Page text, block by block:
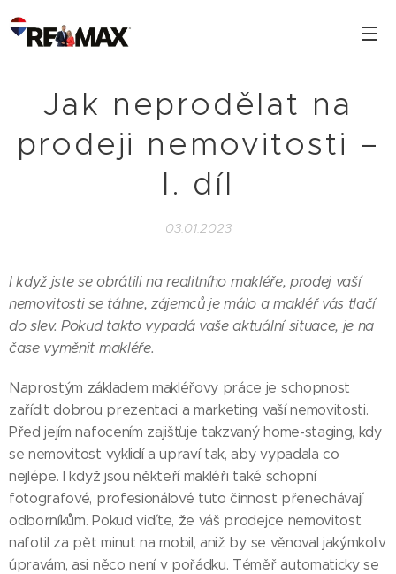
Jak neprodělat na
prodeji nemovitosti –
I. díl
03.01.2023
I když jste se obrátili na realitního makléře, prodej vaší
nemovitosti se táhne, zájemců je málo a makléř vás tlačí
do slev. Pokud takto vypadá vaše aktuální situace, je na
čase vyměnit makléře.
Naprostým základem makléřovy práce je schopnost
zařídit dobrou prezentaci a marketing vaší nemovitosti.
Před jejím nafocením zajišťuje takzvaný home-staging, kdy
se nemovitost vyklidí a upraví tak, aby vypadala co
nejlépe. I když jsou někteří makléři také schopní
fotografové, profesionálové tuto činnost přenechávají
odborníkům. Pokud vidíte, že váš prodejce nemovitost
nafotil za pět minut na mobil, aniž by se věnoval jakýmkoliv
úpravám, asi něco není v pořádku. Téměř automaticky se